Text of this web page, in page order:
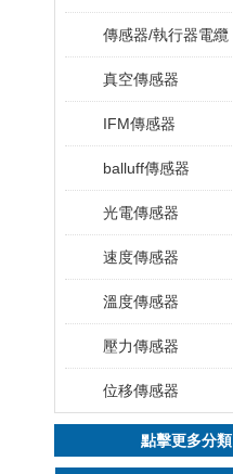
傳感器/執行器電纜
真空傳感器
IFM傳感器
balluff傳感器
光電傳感器
速度傳感器
溫度傳感器
壓力傳感器
位移傳感器
點擊更多分類